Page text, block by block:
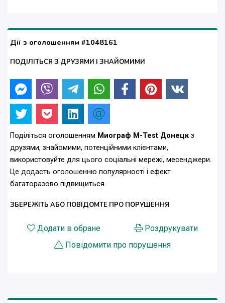
Дії з оголошенням #1048161
ПОДІЛІТЬСЯ З ДРУЗЯМИ І ЗНАЙОМИМИ
Поділіться оголошенням Миограф M-Test Донецк з
друзями, знайомими, потенційними клієнтами,
використовуйте для цього соціальні мережі, месенджери.
Це додасть оголошенню популярності і ефект
багаторазово підвищиться.
ЗБЕРЕЖІТЬ АБО ПОВІДОМТЕ ПРО ПОРУШЕННЯ
Додати в обране
Роздрукувати
Повідомити про порушення